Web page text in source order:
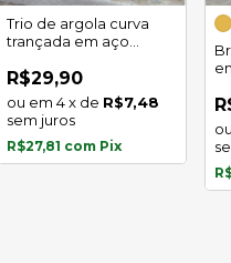
Trio de argola curva
trançada em aço
R$29,90
4 x de R$7,48
sem juros
R$27,81 com Pix